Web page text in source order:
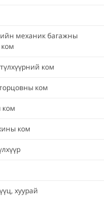
механик багажны
ком
ком
ком
ком
ком
хуурай